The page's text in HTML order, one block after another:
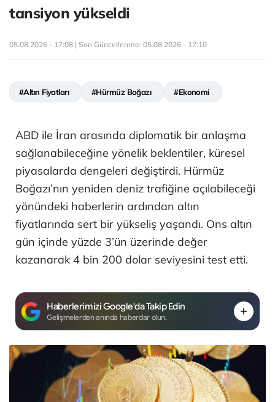
tansiyon yükseldi
05.08.2026 - 17:08 | Son Güncellenme: 05.08.2026 - 17:10
#Altın Fiyatları #Hürmüz Boğazı #Ekonomi
ABD ile İran arasında diplomatik bir anlaşma
sağlanabileceğine yönelik beklentiler, küresel
piyasalarda dengeleri değiştirdi. Hürmüz
Boğazı’nın yeniden deniz trafiğine açılabileceği
yönündeki haberlerin ardından altın
fiyatlarında sert bir yükseliş yaşandı. Ons altın
gün içinde yüzde 3’ün üzerinde değer
kazanarak 4 bin 200 dolar seviyesini test etti.
Haberlerimizi Google'da Takip Edin
Gelişmelerden anında haberdar olun.